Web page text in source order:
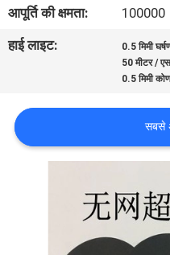
संपर्क
करें
एक
आपूर्ति की क्षमता:
100000
हाई लाइट:
0.5 मिमी
50 मीटर /
0.5 मिमी
सबसे